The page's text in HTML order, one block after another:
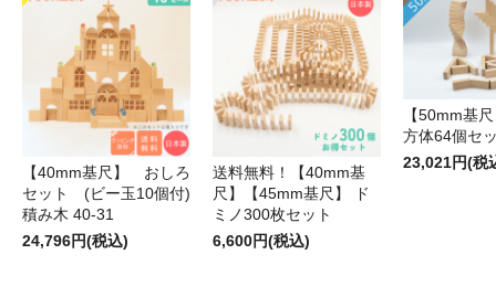
【40mm基尺】 おしろ
セット (ビー玉10個付)
積み木 40-31
24,796円(税込)
送料無料！【40mm基
尺】【45mm基尺】 ド
ミノ300枚セット
6,600円(税込)
【50mm基
方体64個セ
23,021円(税